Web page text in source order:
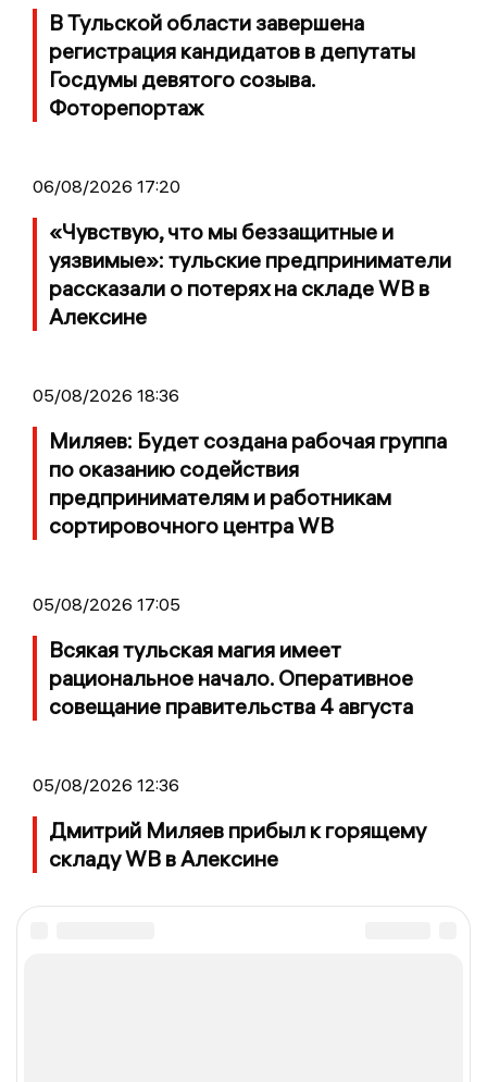
В Тульской области завершена
регистрация кандидатов в депутаты
Госдумы девятого созыва.
Фоторепортаж
06/08/2026 17:20
«Чувствую, что мы беззащитные и
уязвимые»: тульские предприниматели
рассказали о потерях на складе WB в
Алексине
05/08/2026 18:36
Миляев: Будет создана рабочая группа
по оказанию содействия
предпринимателям и работникам
сортировочного центра WB
05/08/2026 17:05
Всякая тульская магия имеет
рациональное начало. Оперативное
совещание правительства 4 августа
05/08/2026 12:36
Дмитрий Миляев прибыл к горящему
складу WB в Алексине